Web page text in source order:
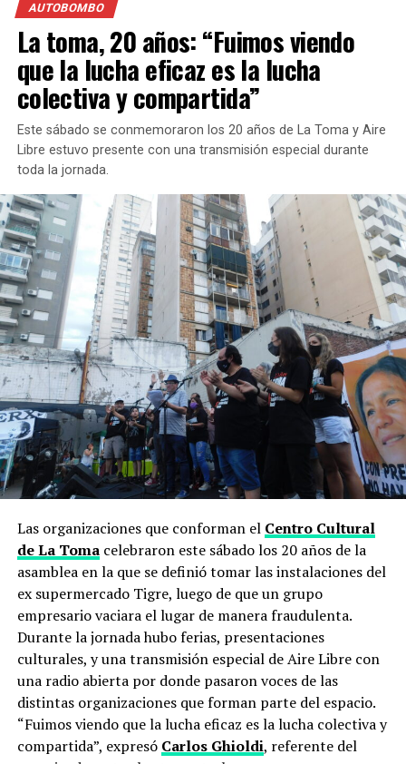
La Plaza Pringles de
Rosario fue una de las
sedes en las que se vivió la
Jornada Federal por
Cultura, Soberanía y
Trabajo Argentino
Reporte de
@FM_AireLibre, desde
Santa
Fehttps://t.co/9e7Rz5ahf2
— FARCO (@farcoargentina)May 3, 2022
AUTOBOMBO
La toma, 20 años: “Fuimos viendo
que la lucha eficaz es la lucha
colectiva y compartida”
Este sábado se conmemoraron los 20 años de La Toma y Aire
Libre estuvo presente con una transmisión especial durante
toda la jornada.
Las organizaciones que conforman el Centro Cultural
de La Tomacelebraron este sábado los 20 años de la
asamblea en la que se definió tomar las instalaciones del
ex supermercado Tigre, luego de que un grupo
empresario vaciara el lugar de manera fraudulenta.
Durante la jornada hubo ferias, presentaciones
culturales, y una transmisión especial de Aire Libre con
una radio abierta por donde pasaron voces de las
distintas organizaciones que forman parte del espacio.
“Fuimos viendo que la lucha eficaz es la lucha colectiva y
compartida”, expresó Carlos Ghioldi, referente del